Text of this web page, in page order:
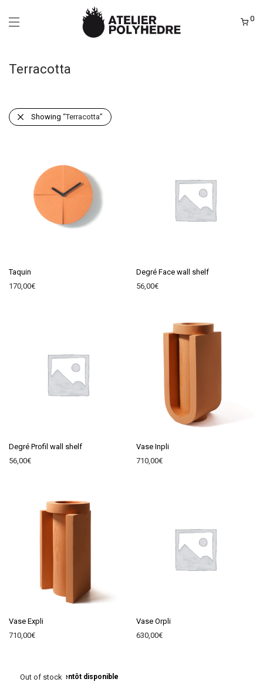
0
Terracotta
Showing “Terracotta”
Taquin
170,00€
Degré Face wall shelf
56,00€
Degré Profil wall shelf
56,00€
Vase Inpli
710,00€
Vase Expli
710,00€
Vase Orpli
630,00€
Bientôt disponible